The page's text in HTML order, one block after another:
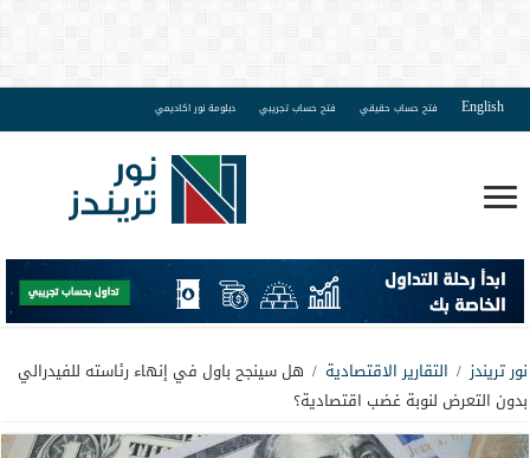
English فتح حساب حقيقي فتح حساب تجريبي دبلومة نور اكاديمي
نور تريندز / التقارير الاقتصادية / هل سينجح باول في إنهاء رئاسته للفيدرالي
بدون التعرض لنوبة غضب اقتصادية؟